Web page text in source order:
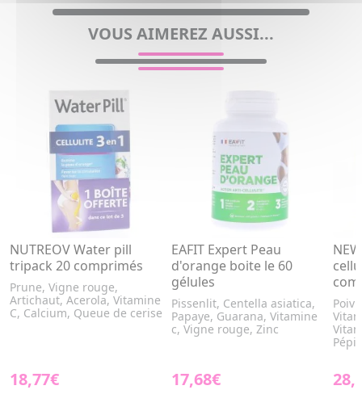
VOUS AIMEREZ AUSSI...
NUTREOV Water pill
tripack 20 comprimés
Prune, Vigne rouge,
Artichaut, Acerola, Vitamine
C, Calcium, Queue de cerise
18,77€
EAFIT Expert Peau
d'orange boite le 60
gélules
Pissenlit, Centella asiatica,
Papaye, Guarana, Vitamine
c, Vigne rouge, Zinc
17,68€